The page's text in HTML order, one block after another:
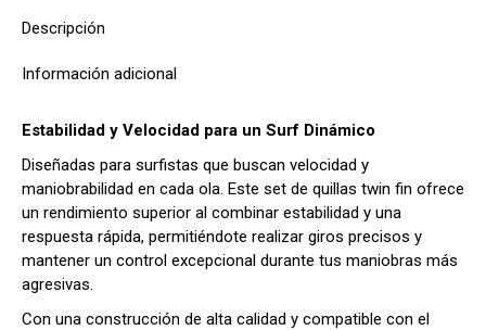
Descripción
Información adicional
Estabilidad y Velocidad para un Surf Dinámico
Diseñadas para surfistas que buscan velocidad y
maniobrabilidad en cada ola. Este set de quillas twin fin ofrece
un rendimiento superior al combinar estabilidad y una
respuesta rápida, permitiéndote realizar giros precisos y
mantener un control excepcional durante tus maniobras más
agresivas.
Con una construcción de alta calidad y compatible con el